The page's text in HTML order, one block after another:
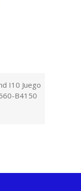
I10 Juego
B4150